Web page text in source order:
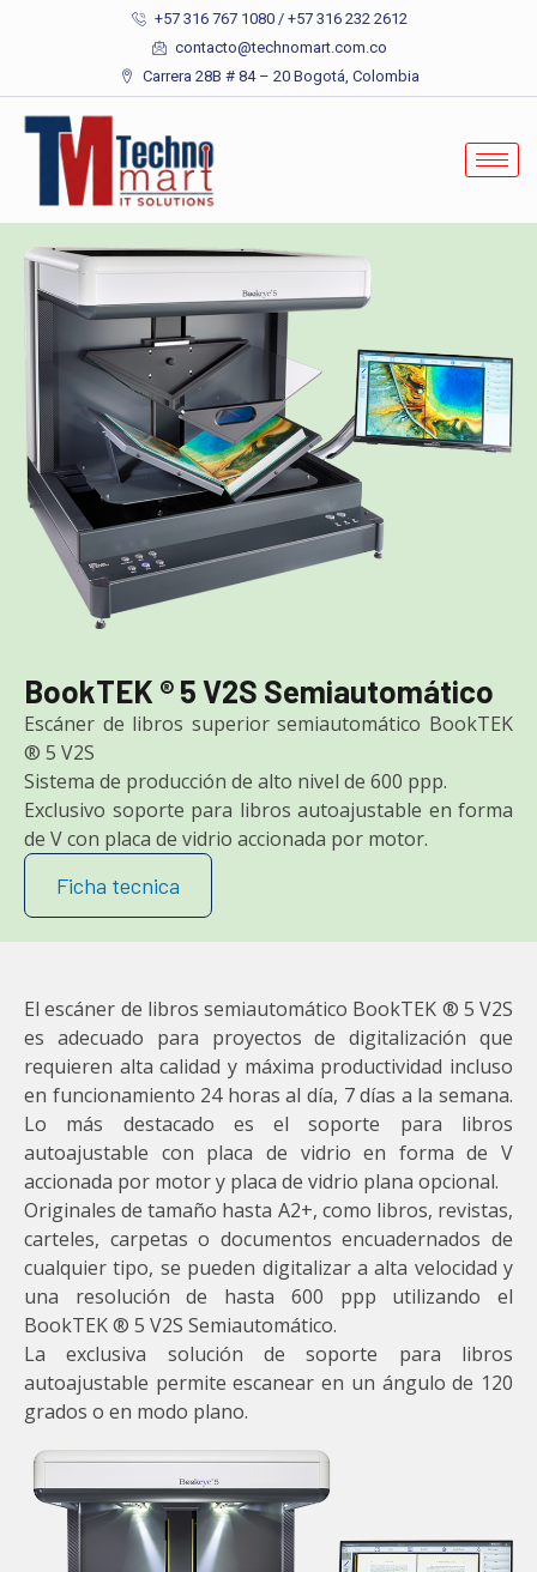
+57 316 767 1080 / +57 316 232 2612
contacto@technomart.com.co
Carrera 28B # 84 – 20 Bogotá, Colombia
BookTEK ® 5 V2S Semiautomático
Escáner de libros superior semiautomático BookTEK
® 5 V2S
Sistema de producción de alto nivel de 600 ppp.
Exclusivo soporte para libros autoajustable en forma
de V con placa de vidrio accionada por motor.
Ficha tecnica
El escáner de libros semiautomático BookTEK ® 5 V2S
es adecuado para proyectos de digitalización que
requieren alta calidad y máxima productividad incluso
en funcionamiento 24 horas al día, 7 días a la semana.
Lo más destacado es el soporte para libros
autoajustable con placa de vidrio en forma de V
accionada por motor y placa de vidrio plana opcional.
Originales de tamaño hasta A2+, como libros, revistas,
carteles, carpetas o documentos encuadernados de
cualquier tipo, se pueden digitalizar a alta velocidad y
una resolución de hasta 600 ppp utilizando el
BookTEK ® 5 V2S Semiautomático.
La exclusiva solución de soporte para libros
autoajustable permite escanear en un ángulo de 120
grados o en modo plano.